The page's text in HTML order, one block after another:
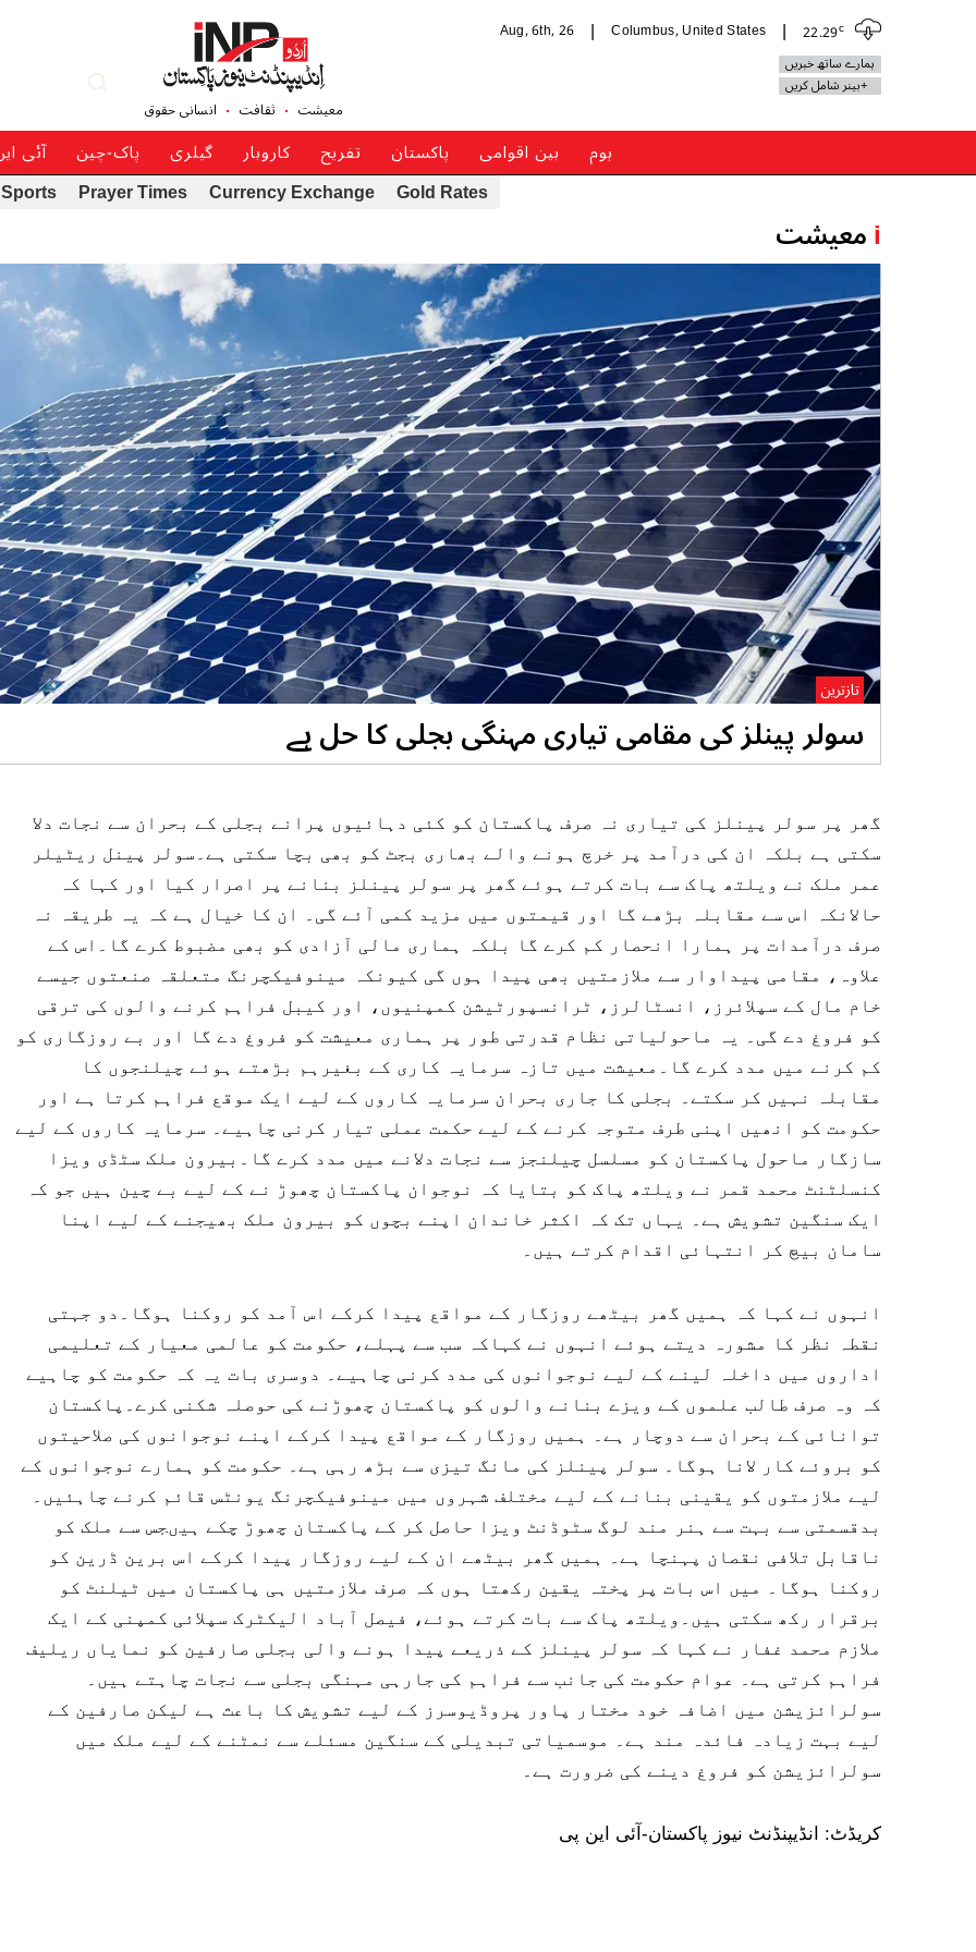
22.29c
Columbus, United States
Aug, 6th, 26
ہمارے ساتھ خبریں
+بینر شامل کریں
معیشت ثقافت انسانی حقوق
ہوم بین اقوامی پاکستان تفریح کاروبار گیلری پاک-چین آئی
Gold Rates
Currency Exchange
Prayer Times
Sports
iمعیشت
سولر پینلز کی مقامی تیاری مہنگی بجلی کا حل ہے
تازترین
گھر پر سولر پینلز کی تیاری نہ صرف پاکستان کو کئی دہائیوں پرانے بجلی کے بحران سے نجات دلا
سکتی ہے بلکہ ان کی درآمد پر خرچ ہونے والے بھاری بجٹ کو بھی بچا سکتی ہے۔سولر پینل ریٹیلر
عمر ملک نے ویلتھ پاک سے بات کرتے ہوئے گھر پر سولر پینلز بنانے پر اصرار کیا اور کہا کہ
حالانکہ اس سے مقابلہ بڑھے گا اور قیمتوں میں مزید کمی آئے گی۔ ان کا خیال ہے کہ یہ طریقہ نہ
صرف درآمدات پر ہمارا انحصار کم کرے گا بلکہ ہماری مالی آزادی کو بھی مضبوط کرے گا۔اس کے
علاوہ، مقامی پیداوار سے ملازمتیں بھی پیدا ہوں گی کیونکہ مینوفیکچرنگ متعلقہ صنعتوں جیسے
خام مال کے سپلائرز، انسٹالرز، ٹرانسپورٹیشن کمپنیوں، اور کیبل فراہم کرنے والوں کی ترقی
کو فروغ دے گی۔ یہ ماحولیاتی نظام قدرتی طور پر ہماری معیشت کو فروغ دے گا اور بے روزگاری کو
کم کرنے میں مدد کرے گا۔معیشت میں تازہ سرمایہ کاری کے بغیرہم بڑھتے ہوئے چیلنجوں کا
مقابلہ نہیں کر سکتے۔ بجلی کا جاری بحران سرمایہ کاروں کے لیے ایک موقع فراہم کرتا ہے اور
حکومت کو انھیں اپنی طرف متوجہ کرنے کے لیے حکمت عملی تیار کرنی چاہیے۔ سرمایہ کاروں کے لیے
سازگار ماحول پاکستان کو مسلسل چیلنجز سے نجات دلانے میں مدد کرے گا۔بیرون ملک سٹڈی ویزا
کنسلٹنٹ محمد قمر نے ویلتھ پاک کو بتایا کہ نوجوان پاکستان چھوڑ نے کے لیے بے چین ہیں جو کہ
ایک سنگین تشویش ہے۔ یہاں تک کہ اکثر خاندان اپنے بچوں کو بیرون ملک بھیجنے کے لیے اپنا
سامان بیچ کر انتہائی اقدام کرتے ہیں۔
انہوں نے کہا کہ ہمیں گھر بیٹھے روزگار کے مواقع پیدا کرکے اس آمد کو روکنا ہوگا۔دو جہتی
نقطہ نظر کا مشورہ دیتے ہوئے انہوں نے کہاکہ سب سے پہلے، حکومت کو عالمی معیار کے تعلیمی
اداروں میں داخلہ لینے کے لیے نوجوانوں کی مدد کرنی چاہیے۔ دوسری بات یہ کہ حکومت کو چاہیے
کہ وہ صرف طالب علموں کے ویزے بنانے والوں کو پاکستان چھوڑنے کی حوصلہ شکنی کرے۔پاکستان
توانائی کے بحران سے دوچار ہے۔ ہمیں روزگار کے مواقع پیدا کرکے اپنے نوجوانوں کی صلاحیتوں
کو بروئے کار لانا ہوگا۔ سولر پینلز کی مانگ تیزی سے بڑھ رہی ہے۔ حکومت کو ہمارے نوجوانوں کے
لیے ملازمتوں کو یقینی بنانے کے لیے مختلف شہروں میں مینوفیکچرنگ یونٹس قائم کرنے چاہئیں۔
بدقسمتی سے بہت سے ہنر مند لوگ سٹوڈنٹ ویزا حاصل کر کے پاکستان چھوڑ چکے ہیںجس سے ملک کو
ناقابل تلافی نقصان پہنچا ہے۔ ہمیں گھر بیٹھے ان کے لیے روزگار پیدا کرکے اس برین ڈرین کو
روکنا ہوگا۔ میں اس بات پر پختہ یقین رکھتا ہوں کہ صرف ملازمتیں ہی پاکستان میں ٹیلنٹ کو
برقرار رکھ سکتی ہیں۔ویلتھ پاک سے بات کرتے ہوئے، فیصل آباد الیکٹرک سپلائی کمپنی کے ایک
ملازم محمد غفار نے کہا کہ سولر پینلز کے ذریعے پیدا ہونے والی بجلی صارفین کو نمایاں ریلیف
فراہم کرتی ہے۔ عوام حکومت کی جانب سے فراہم کی جارہی مہنگی بجلی سے نجات چاہتے ہیں۔
سولرائزیشن میں اضافہ خود مختار پاور پروڈیوسرز کے لیے تشویش کا باعث ہے لیکن صارفین کے
لیے بہت زیادہ فائدہ مند ہے۔ موسمیاتی تبدیلی کے سنگین مسئلے سے نمٹنے کے لیے ملک میں
سولرائزیشن کو فروغ دینے کی ضرورت ہے۔
کریڈٹ: انڈیپنڈنٹ نیوز پاکستان-آئی این پی